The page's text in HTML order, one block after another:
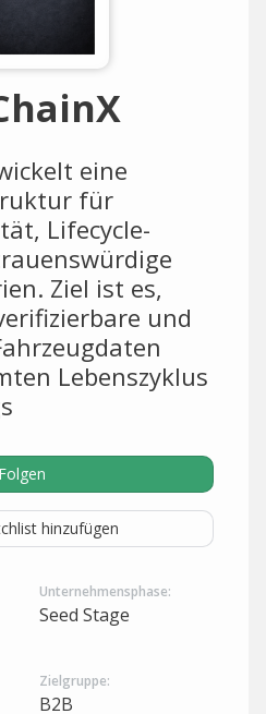
eine
für
Lifecycle-
Ziel ist es,
und
Lebenszyklus
Folgen
hinzufügen
Unternehmensphase:
Seed Stage
Zielgruppe:
B2B